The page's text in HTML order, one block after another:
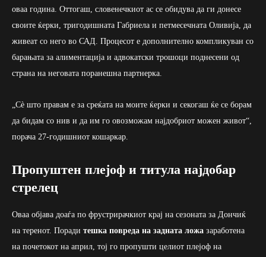
оваа година. Оттогаш, словенечкиот ас се обидува да ги донесе
своите ќерки, тригодишната Габриела и петмесечната Оливија, да
живеат со него во САД. Процесот е дополнително компликуван со
барањата за алиментација и адвокатски трошоци поднесени од
страна на неговата поранешна партнерка.
„Сè што правам е за среќата на моите ќерки и секогаш ќе се борам
да бидам со нив и да им го овозможам најдобриот можен живот“,
порача 27-годишниот кошаркар.
Пропуштен плејоф и титула најдобар
стрелец
Оваа објава доаѓа по фрустрирачкиот крај на сезоната за Дончиќ
на теренот. Поради тешка повреда на задната ложа заработена
на почетокот на април, тој го пропушти целиот плејоф на